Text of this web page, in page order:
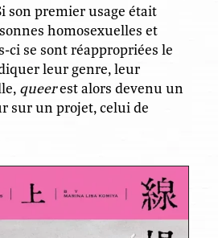
son premier usage était
homosexuelles et
ci se sont réappropriées le
leur genre, leur
queerest alors devenu un
sur un projet, celui de